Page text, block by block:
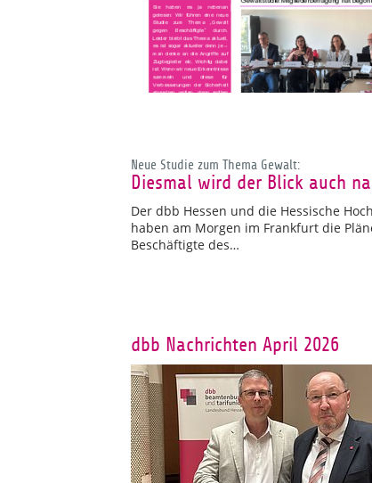
Neue Studie zum Thema Gewalt:
Diesmal wird der Blick auch
Der dbb Hessen und die Hessische
haben am Morgen im Frankfurt die
Beschäftigte des…
dbb Nachrichten April 2026